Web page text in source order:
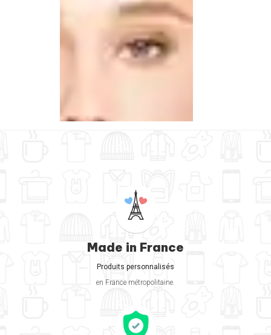
Made in France
Produits personnalisés
en France métropolitaine.